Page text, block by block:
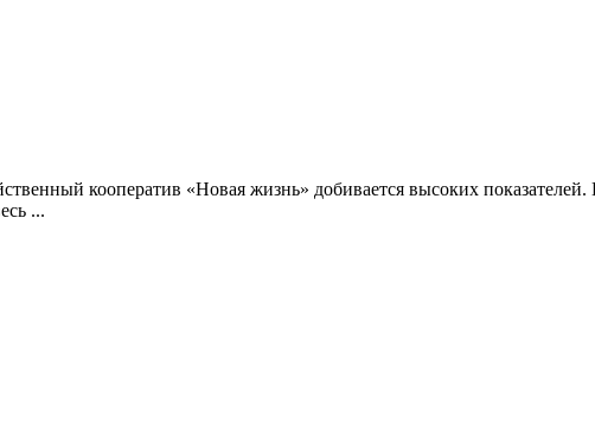
кооператив «Новая жизнь» добивается высоких
...